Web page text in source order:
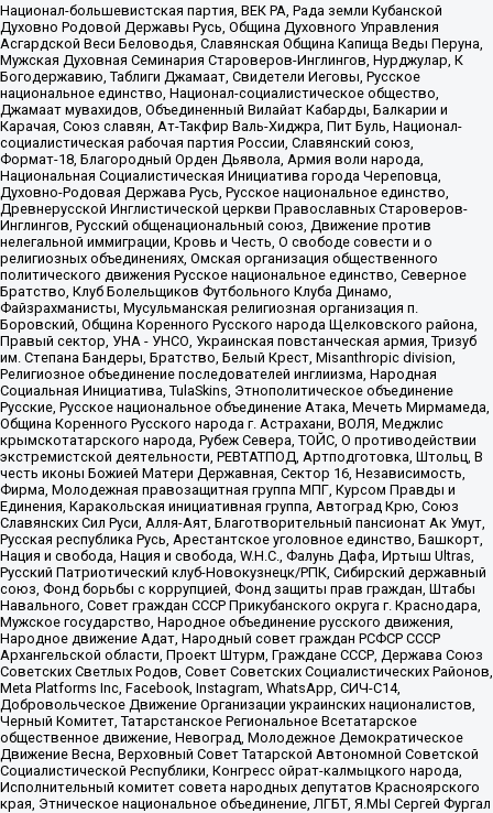
Национал-большевистская партия, ВЕК РА, Рада земли Кубанской
Духовно Родовой Державы Русь, Община Духовного Управления
Асгардской Веси Беловодья, Славянская Община Капища Веды Перуна,
Мужская Духовная Семинария Староверов-Инглингов, Нурджулар, К
Богодержавию, Таблиги Джамаат, Свидетели Иеговы, Русское
национальное единство, Национал-социалистическое общество,
Джамаат мувахидов, Объединенный Вилайат Кабарды, Балкарии и
Карачая, Союз славян, Ат-Такфир Валь-Хиджра, Пит Буль, Национал-
социалистическая рабочая партия России, Славянский союз,
Формат-18, Благородный Орден Дьявола, Армия воли народа,
Национальная Социалистическая Инициатива города Череповца,
Духовно-Родовая Держава Русь, Русское национальное единство,
Древнерусской Инглистической церкви Православных Староверов-
Инглингов, Русский общенациональный союз, Движение против
нелегальной иммиграции, Кровь и Честь, О свободе совести и о
религиозных объединениях, Омская организация общественного
политического движения Русское национальное единство, Северное
Братство, Клуб Болельщиков Футбольного Клуба Динамо,
Файзрахманисты, Мусульманская религиозная организация п.
Боровский, Община Коренного Русского народа Щелковского района,
Правый сектор, УНА - УНСО, Украинская повстанческая армия, Тризуб
им. Степана Бандеры, Братство, Белый Крест, Misanthropic division,
Религиозное объединение последователей инглиизма, Народная
Социальная Инициатива, TulaSkins, Этнополитическое объединение
Русские, Русское национальное объединение Атака, Мечеть Мирмамеда,
Община Коренного Русского народа г. Астрахани, ВОЛЯ, Меджлис
крымскотатарского народа, Рубеж Севера, ТОЙС, О противодействии
экстремистской деятельности, РЕВТАТПОД, Артподготовка, Штольц, В
честь иконы Божией Матери Державная, Сектор 16, Независимость,
Фирма, Молодежная правозащитная группа МПГ, Курсом Правды и
Единения, Каракольская инициативная группа, Автоград Крю, Союз
Славянских Сил Руси, Алля-Аят, Благотворительный пансионат Ак Умут,
Русская республика Русь, Арестантское уголовное единство, Башкорт,
Нация и свобода, Нация и свобода, W.H.С., Фалунь Дафа, Иртыш Ultras,
Русский Патриотический клуб-Новокузнецк/РПК, Сибирский державный
союз, Фонд борьбы с коррупцией, Фонд защиты прав граждан, Штабы
Навального, Совет граждан СССР Прикубанского округа г. Краснодара,
Мужское государство, Народное объединение русского движения,
Народное движение Адат, Народный совет граждан РСФСР СССР
Архангельской области, Проект Штурм, Граждане СССР, Держава Союз
Советских Светлых Родов, Совет Советских Социалистических Районов,
Meta Platforms Inc, Facebook, Instagram, WhatsApp, СИЧ-С14,
Добровольческое Движение Организации украинских националистов,
Черный Комитет, Татарстанское Региональное Всетатарское
общественное движение, Невоград, Молодежное Демократическое
Движение Весна, Верховный Совет Татарской Автономной Советской
Социалистической Республики, Конгресс ойрат-калмыцкого народа,
Исполнительный комитет совета народных депутатов Красноярского
края, Этническое национальное объединение, ЛГБТ, Я.МЫ Сергей Фургал